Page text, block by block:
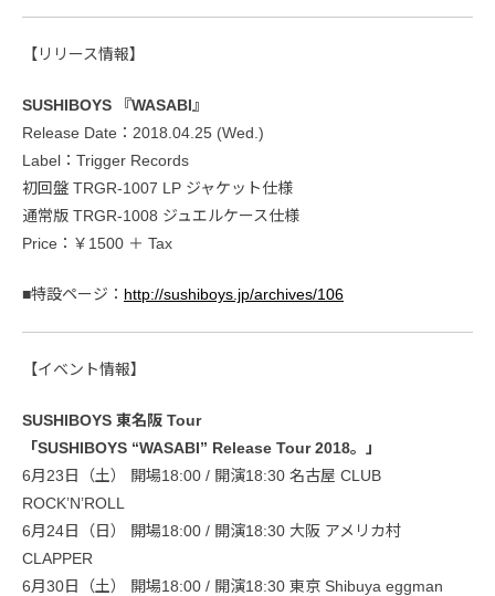
【リリース情報】
SUSHIBOYS 『WASABI』
Release Date：2018.04.25 (Wed.)
Label：Trigger Records
初回盤 TRGR-1007 LP ジャケット仕様
通常版 TRGR-1008 ジュエルケース仕様
Price：￥1500 ＋ Tax
■特設ページ： http://sushiboys.jp/archives/106
【イベント情報】
SUSHIBOYS 東名阪 Tour
「SUSHIBOYS “WASABI” Release Tour 2018。」
6月23日（土） 開場18:00 / 開演18:30 名古屋 CLUB
ROCK’N’ROLL
6月24日（日） 開場18:00 / 開演18:30 大阪 アメリカ村
CLAPPER
6月30日（土） 開場18:00 / 開演18:30 東京 Shibuya eggman